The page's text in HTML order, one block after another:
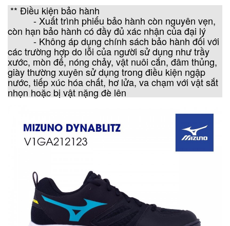
** Điều kiện bảo hành
- Xuất trình phiếu bảo hành còn nguyên vẹn,
còn hạn bảo hành có đầy đủ xác nhận của đại lý
- Không áp dụng chính sách bảo hành đối với
các trường hợp do lỗi của người sử dụng như trầy
xước, mòn đế, nóng chảy, vật nuôi cắn, đâm thủng,
giày thường xuyên sử dụng trong điều kiện ngập
nước, tiếp xúc hóa chất, hơ lửa, va chạm với vật sắt
nhọn hoặc bị vật nặng đè lên